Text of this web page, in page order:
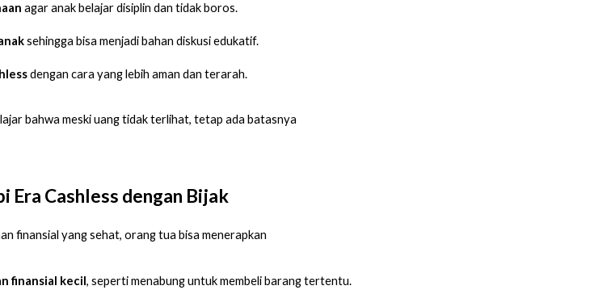
agar anak belajar disiplin dan tidak boros.
sehingga bisa menjadi bahan diskusi edukatif.
dengan cara yang lebih aman dan terarah.
bahwa meski uang tidak terlihat, tetap ada batasnya
Era Cashless dengan Bijak
finansial yang sehat, orang tua bisa menerapkan
finansial kecil, seperti menabung untuk membeli barang tertentu.